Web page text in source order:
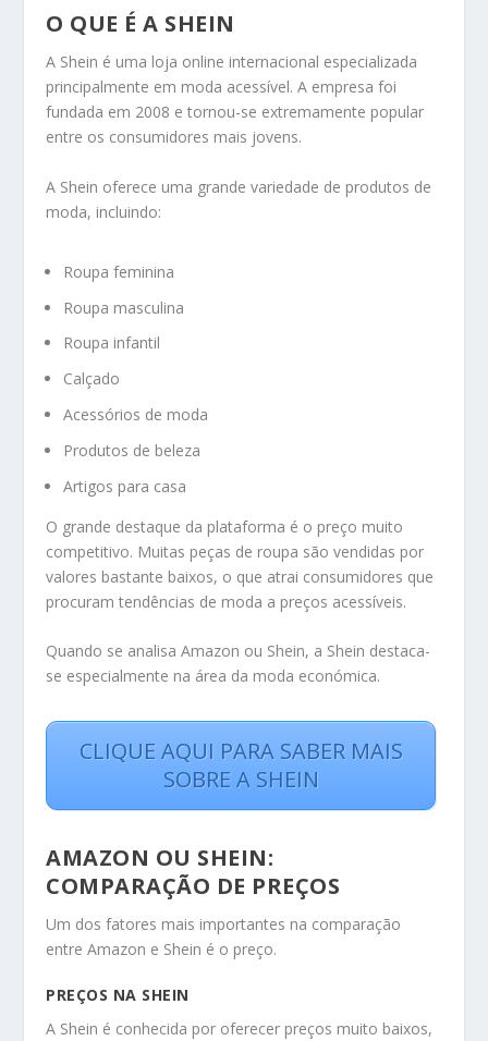
O QUE É A SHEIN
A Shein é uma loja online internacional especializada
principalmente em moda acessível. A empresa foi
fundada em 2008 e tornou-se extremamente popular
entre os consumidores mais jovens.
A Shein oferece uma grande variedade de produtos de
moda, incluindo:
Roupa feminina
Roupa masculina
Roupa infantil
Calçado
Acessórios de moda
Produtos de beleza
Artigos para casa
O grande destaque da plataforma é o preço muito
competitivo. Muitas peças de roupa são vendidas por
valores bastante baixos, o que atrai consumidores que
procuram tendências de moda a preços acessíveis.
Quando se analisa Amazon ou Shein, a Shein destaca-
se especialmente na área da moda económica.
CLIQUE AQUI PARA SABER MAIS
SOBRE A SHEIN
AMAZON OU SHEIN:
COMPARAÇÃO DE PREÇOS
Um dos fatores mais importantes na comparação
entre Amazon e Shein é o preço.
PREÇOS NA SHEIN
A Shein é conhecida por oferecer preços muito baixos,